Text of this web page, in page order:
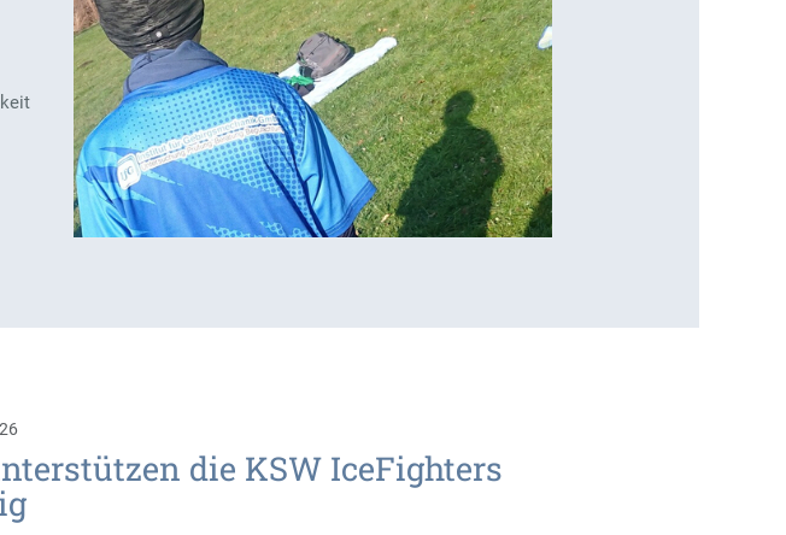
die KSW IceFighters